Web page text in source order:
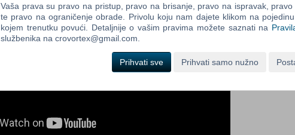
Vaša prava su pravo na pristup, pravo na brisanje, pravo na ispravak,
te pravo na ograničenje obrade. Privolu koju nam dajete klikom na
kojem trenutku povući. Detaljnije o vašim pravima možete saznati na
službenika na crovortex@gmail.com.
Prihvati sve Prihvati samo nužno